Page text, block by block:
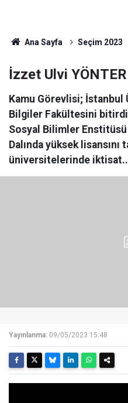
Ana Sayfa Seçim 2023
İzzet Ulvi
Kamu Görevlisi; İstanbul
Bilgiler Fakültesini
Sosyal Bilimler
Dalında yüksek
üniversitelerinde
Yayınlanma: 09/05/2023 15:48